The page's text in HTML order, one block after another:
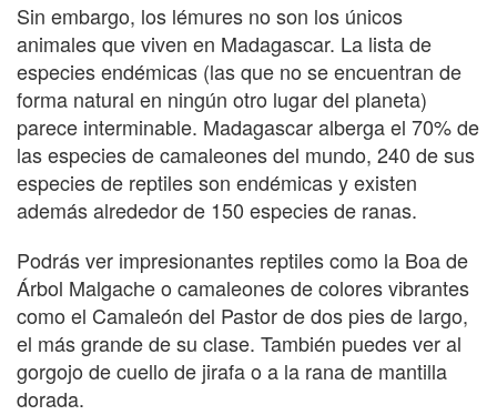
Sin embargo, los lémures no son los únicos
animales que viven en Madagascar. La lista de
especies endémicas (las que no se encuentran de
forma natural en ningún otro lugar del planeta)
parece interminable. Madagascar alberga el 70% de
las especies de camaleones del mundo, 240 de sus
especies de reptiles son endémicas y existen
además alrededor de 150 especies de ranas.
Podrás ver impresionantes reptiles como la Boa de
Árbol Malgache o camaleones de colores vibrantes
como el Camaleón del Pastor de dos pies de largo,
el más grande de su clase. También puedes ver al
gorgojo de cuello de jirafa o a la rana de mantilla
dorada.